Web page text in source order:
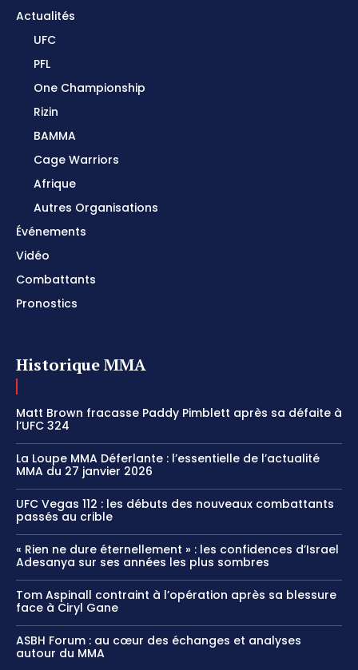
Actualités
UFC
PFL
One Championship
Rizin
BAMMA
Cage Warriors
Afrique
Autres Organisations
Événements
Vidéo
Combattants
Pronostics
Historique MMA
Matt Brown fracasse Paddy Pimblett après sa défaite à
l’UFC 324
La Loupe MMA Déferlante : l’essentielle de l’actualité
MMA du 27 janvier 2026
UFC Vegas 112 : les débuts des nouveaux combattants
passés au crible
« Rien ne dure éternellement » : les confidences d’Israel
Adesanya sur ses années les plus sombres
Tom Aspinall contraint à l’opération après sa blessure
face à Ciryl Gane
ASBH Forum : au cœur des échanges et analyses
autour du MMA